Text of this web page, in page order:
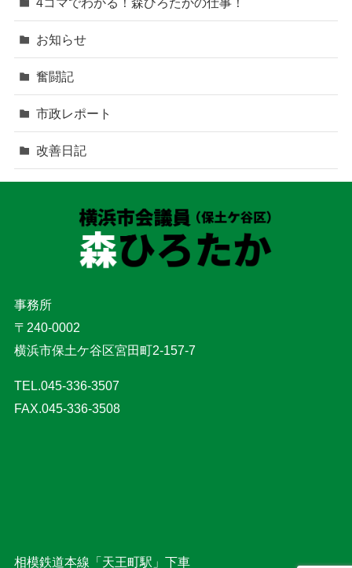
お知らせ
奮闘記
市政レポート
改善日記
事務所
〒240-0002
横浜市保土ケ谷区宮田町2-157-7
TEL.045-336-3507
FAX.045-336-3508
相模鉄道本線「天王町駅」下車